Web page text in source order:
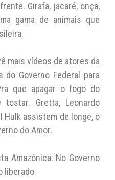
Girafa, jacaré, onça,
gama de animais que
mais vídeos de atores da
do Governo Federal para
que apagar o fogo do
tostar. Gretta, Leonardo
Hulk assistem de longe, o
do Amor.
Amazônica. No Governo
liberado.